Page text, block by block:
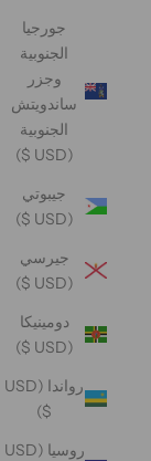
جورجيا
الجنوبية
وجزر
ساندويتش
الجنوبية
(USD $)
جيبوتي
(USD $)
جيرسي
(USD $)
دومينيكا
(USD $)
رواندا (USD
$)
روسيا (USD